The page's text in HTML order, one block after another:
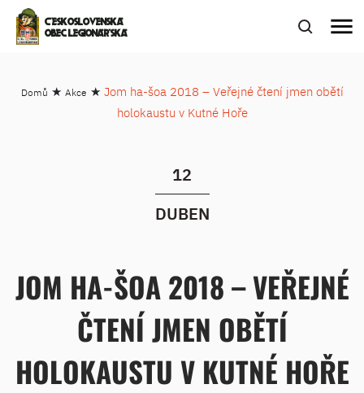
ČESKOSLOVENSKÁ
OBEC LEGIONÁŘSKÁ
menu
Domů ★ Akce ★ Jom ha-šoa 2018 – Veřejné čtení jmen obětí
holokaustu v Kutné Hoře
12
DUBEN
JOM HA-ŠOA 2018 – VEŘEJNÉ
ČTENÍ JMEN OBĚTÍ
HOLOKAUSTU V KUTNÉ HOŘE